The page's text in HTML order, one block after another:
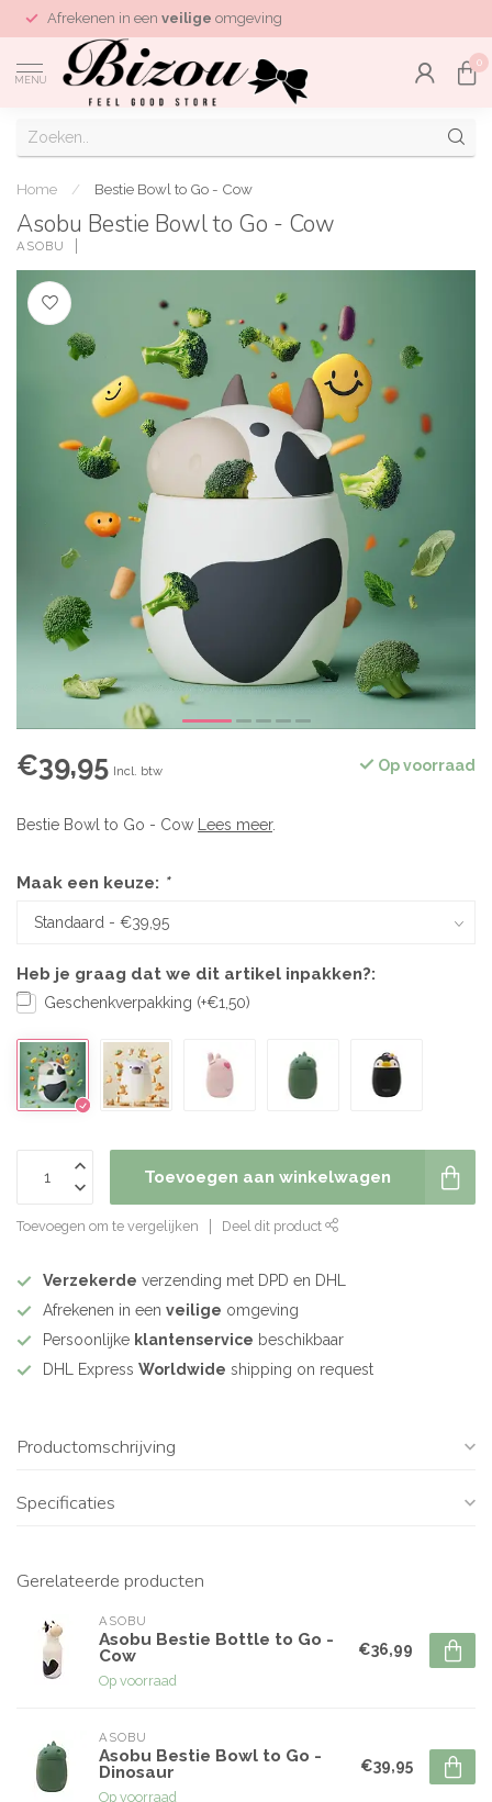
Afrekenen in een veilige omgeving
MENU
0
Home / Bestie Bowl to Go - Cow
Asobu Bestie Bowl to Go - Cow
ASOBU
€39,95 Incl. btw Op voorraad
Bestie Bowl to Go - Cow Lees meer.
Maak een keuze: *
Heb je graag dat we dit artikel inpakken?:
Geschenkverpakking (+€1,50)
Toevoegen aan winkelwagen
Toevoegen om te vergelijken Deel dit product
Verzekerde verzending met DPD en DHL
Afrekenen in een veilige omgeving
Persoonlijke klantenservice beschikbaar
DHL Express Worldwide shipping on request
Productomschrijving
Specificaties
Gerelateerde producten
ASOBU
Asobu Bestie Bottle to Go -
Cow
Op voorraad
€36,99
ASOBU
Asobu Bestie Bowl to Go -
Dinosaur
Op voorraad
€39,95